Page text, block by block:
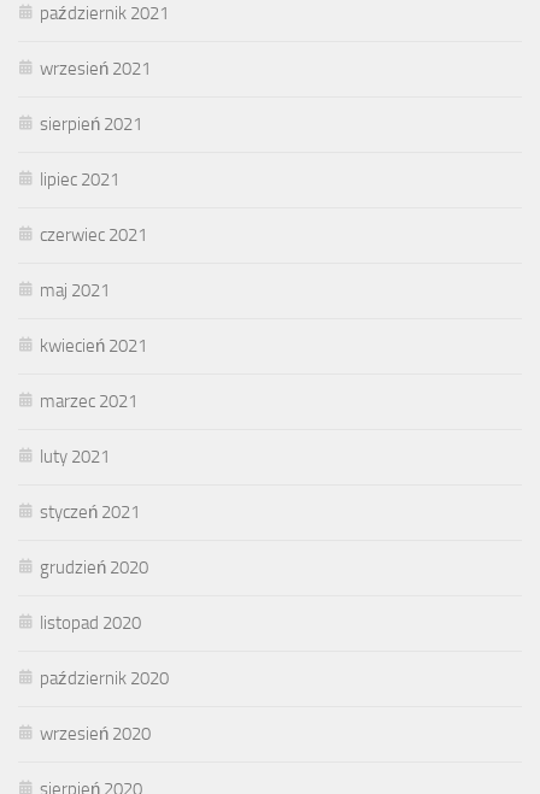
październik 2021
wrzesień 2021
sierpień 2021
lipiec 2021
czerwiec 2021
maj 2021
kwiecień 2021
marzec 2021
luty 2021
styczeń 2021
grudzień 2020
listopad 2020
październik 2020
wrzesień 2020
sierpień 2020